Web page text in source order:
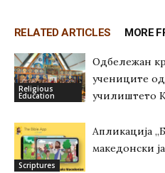
RELATED ARTICLES MORE
Religious
Education
Одбележан
учениците од
училиштето
Scriptures
Апликација
македонски